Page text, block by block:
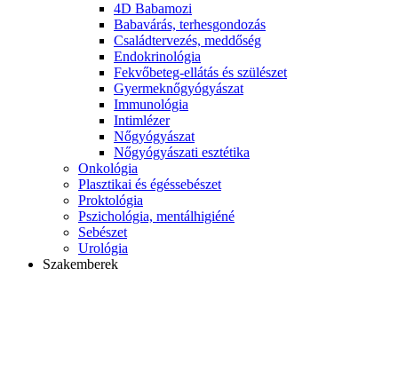
4D Babamozi
Babavárás, terhesgondozás
Családtervezés, meddőség
Endokrinológia
Fekvőbeteg-ellátás és szülészet
Gyermek­nőgyógyászat
Immunológia
Intimlézer
Nőgyógyászat
Nőgyógyászati esztétika
Onkológia
Plasztikai és égéssebészet
Proktológia
Pszichológia, mentálhigiéné
Sebészet
Urológia
Szakemberek